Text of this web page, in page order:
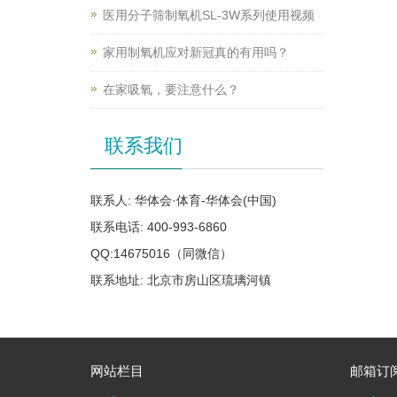
医用分子筛制氧机SL-3W系列使用视频
家用制氧机应对新冠真的有用吗？
在家吸氧，要注意什么？
联系我们
联系人: 华体会·体育-华体会(中国)
联系电话: 400-993-6860
QQ:14675016（同微信）
联系地址: 北京市房山区琉璃河镇
网站栏目 邮箱订